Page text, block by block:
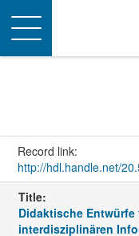
Toggle
navigation
Record link:
http://hdl.handle.net/
Title:
Didaktische
interdisziplinären